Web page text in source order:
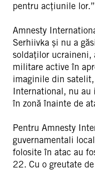
pentru acțiunile lor.”
Amnesty
Serhiivka și nu a
soldaților ucraineni,
militare active în
imaginile din
International, nu
în zonă înainte de
Pentru Amnesty
guvernamentali
folosite în atac au
22. Cu o greutate